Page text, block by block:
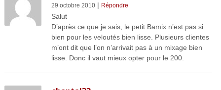
29 octobre 2010| Répondre
Salut
D’après ce que je sais, le petit Bamix n’est pas si
bien pour les veloutés bien lisse. Plusieurs clientes
m’ont dit que l’on n’arrivait pas à un mixage bien
lisse. Donc il vaut mieux opter pour le 200.